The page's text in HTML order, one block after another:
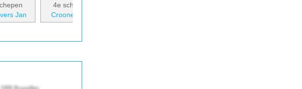
Jan
4e schepen
Croonen Mia